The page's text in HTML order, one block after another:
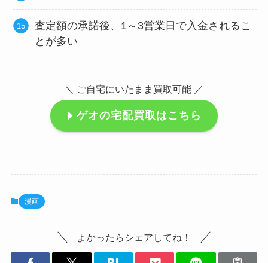
査定額の承諾後、1～3営業日で入金されるこ
とが多い
＼ ご自宅にいたまま買取可能 ／
ゲオの宅配買取はこちら
漫画
よかったらシェアしてね！